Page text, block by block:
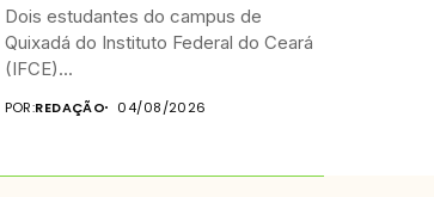
Dois estudantes do campus de
Quixadá do Instituto Federal do Ceará
(IFCE)...
POR:REDAÇÃO 04/08/2026